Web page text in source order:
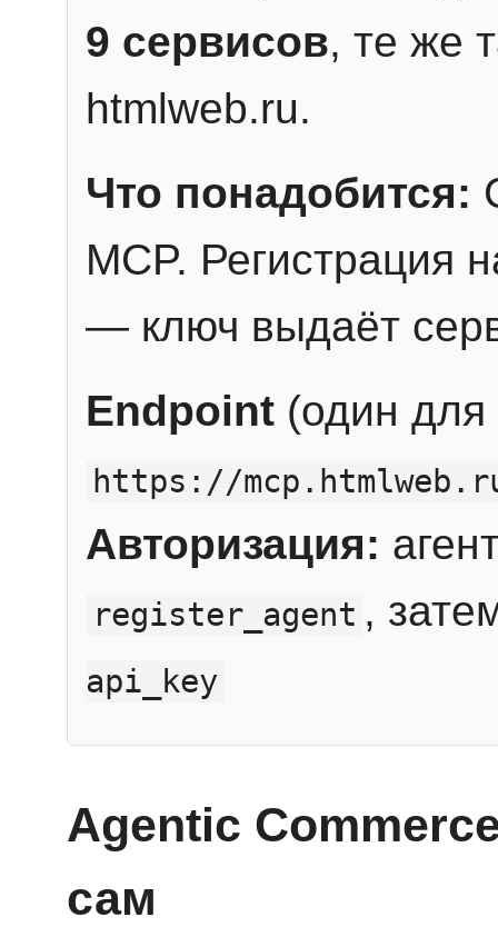
9 сервисов, те же
htmlweb.ru.
Что понадобится:
MCP. Регистрация
— ключ выдаёт
Endpoint (один для
https://
Авторизация:
register_agent ,
api_key
Agentic
сам